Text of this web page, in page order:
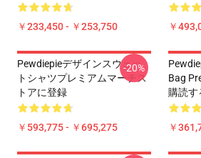
￥233,450 - ￥253,750 ￥
Pewdiepieデザインスウェッ
トシャツプレミアムマーチス
トアに登録
￥593,775 - ￥695,275
-20%
Bag
購読す
￥